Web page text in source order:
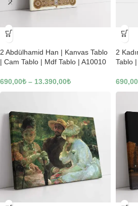
-23%
2 Abdülhamid Han | Kanvas Tablo
| Cam Tablo | Mdf Tablo | A10010
690,00₺ – 13.390,00₺
-23%
2
Tablo
690,00